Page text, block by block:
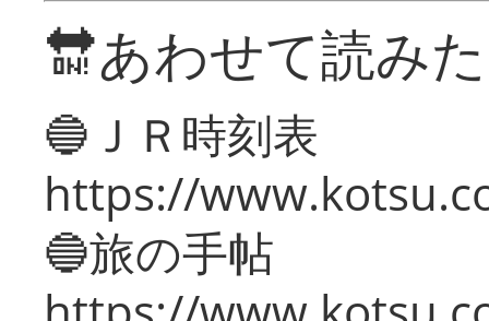
🔛あわせて読み
🔵ＪＲ時刻表
https://
🔵旅の手帖